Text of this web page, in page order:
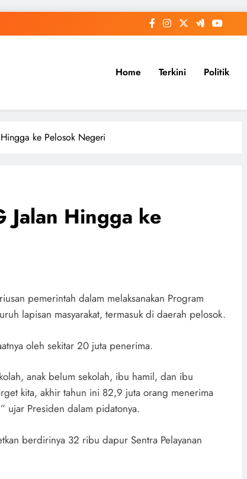
Home Terkini Politik
ke Pelosok Negeri
Jalan Hingga ke
pemerintah dalam melaksanakan Program
lapisan masyarakat, termasuk di daerah pelosok.
oleh sekitar 20 juta penerima.
anak belum sekolah, ibu hamil, dan ibu
kita, akhir tahun ini 82,9 juta orang menerima
ujar Presiden dalam pidatonya.
berdirinya 32 ribu dapur Sentra Pelayanan